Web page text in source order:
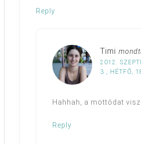
Reply
Timi
2012.
3., HÉTFŐ,
Hahhah, a mottódat
Reply